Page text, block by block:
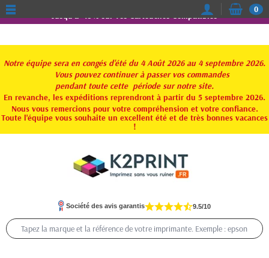
Jusqu'à -15% sur vos Cartouches Compatibles
Notre équipe sera en congés d'été du 4 Août 2026 au 4 septembre 2026.
Vous pouvez continuer à passer vos commandes
pendant toute cette période sur notre site.
En revanche, les expéditions reprendront à partir du 5 septembre 2026.
Nous vous remercions pour votre compréhension et votre confiance.
Toute l'équipe vous souhaite un excellent été et de très bonnes vacances
!
0
Société des avis garantis 9.5/10